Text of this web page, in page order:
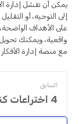
يمكن أن تفشل إدارة
إلى التوجيه، أو
على الأهداف
واقعية، ويمكنك
مع منصة إدارة
السابق
4 اختراعات كندية